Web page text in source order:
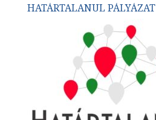
HATÁRTALANUL PÁLYÁZAT